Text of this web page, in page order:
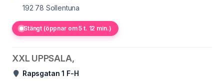
192 78 Sollentuna
Stängt (öppnar om 5 t. 12 min.)
XXL UPPSALA,
Rapsgatan 1 F-H